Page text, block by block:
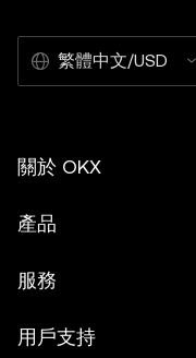
繁體中文/USD
關於 OKX
產品
服務
用戶支持